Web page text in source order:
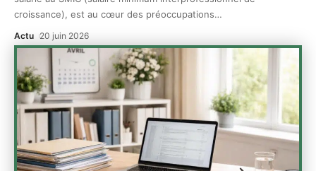
croissance), est au cœur des préoccupations…
Actu 20 juin 2026